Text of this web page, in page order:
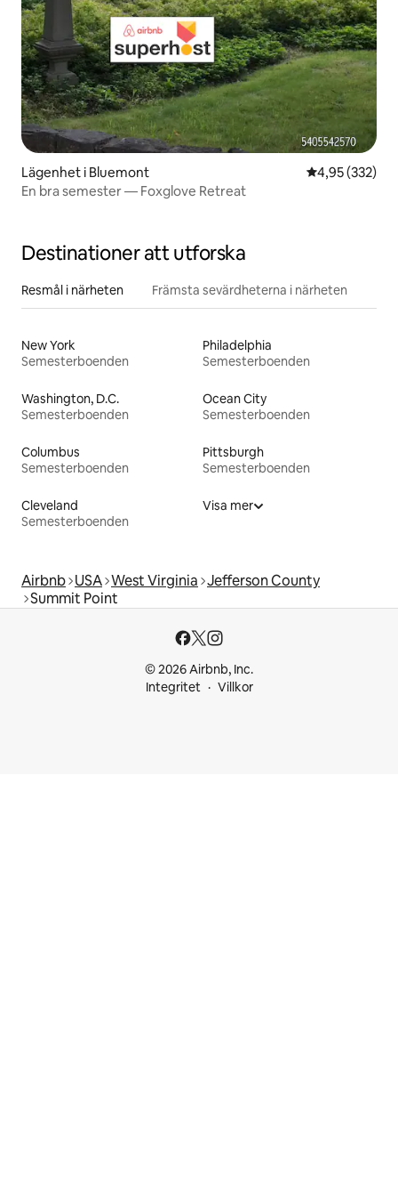
Lägenhet i Bluemont 4,95 av 5 i
4,95 (332)
En bra semester — Foxglove Retreat
Destinationer att utforska
Resmål i närheten Främsta sevärdheterna i närheten
New York
Semesterboenden
Philadelphia
Semesterboenden
Washington, D.C.
Semesterboenden
Ocean City
Semesterboenden
Columbus
Semesterboenden
Pittsburgh
Semesterboenden
Cleveland
Semesterboenden
Visa mer
Airbnb USA West Virginia Jefferson County
Summit Point
© 2026 Airbnb, Inc.
Integritet
Villkor